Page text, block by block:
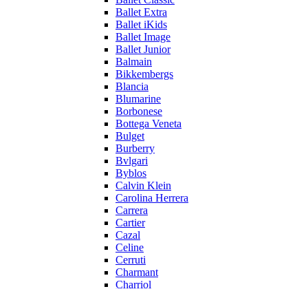
Ballet Extra
Ballet iKids
Ballet Image
Ballet Junior
Balmain
Bikkembergs
Blancia
Blumarine
Borbonese
Bottega Veneta
Bulget
Burberry
Bvlgari
Byblos
Calvin Klein
Carolina Herrera
Carrera
Cartier
Cazal
Celine
Cerruti
Charmant
Charriol